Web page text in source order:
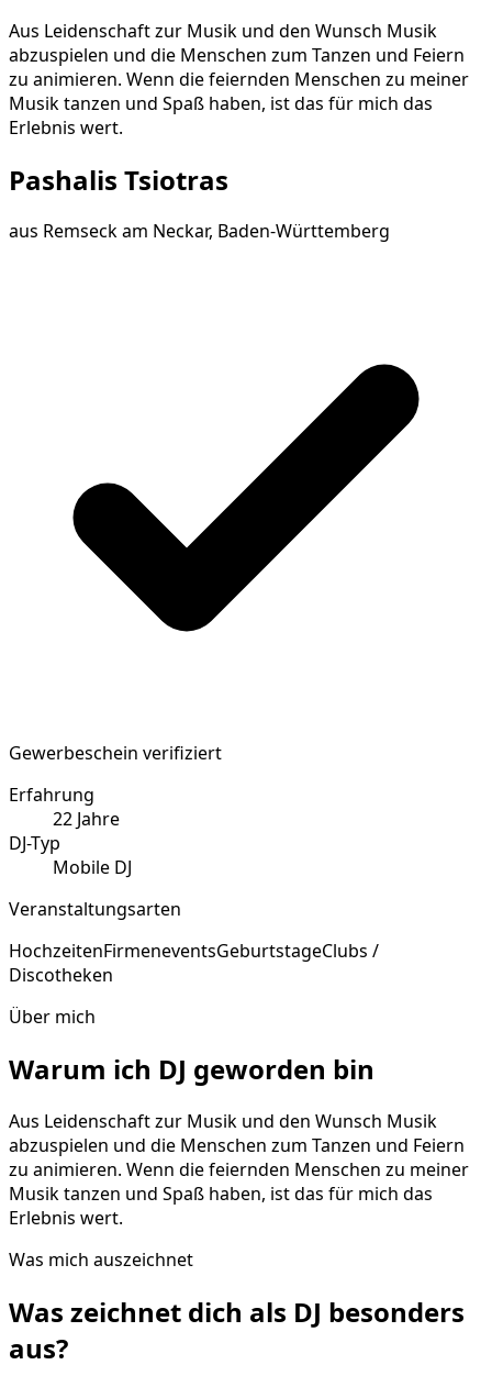
Aus Leidenschaft zur Musik und den Wunsch Musik
abzuspielen und die Menschen zum Tanzen und Feiern
zu animieren. Wenn die feiernden Menschen zu meiner
Musik tanzen und Spaß haben, ist das für mich das
Erlebnis wert.
Pashalis Tsiotras
aus Remseck am Neckar, Baden-Württemberg
Gewerbeschein verifiziert
Erfahrung
22 Jahre
DJ-Typ
Mobile DJ
Veranstaltungsarten
HochzeitenFirmeneventsGeburtstageClubs /
Discotheken
Über mich
Warum ich DJ geworden bin
Aus Leidenschaft zur Musik und den Wunsch Musik
abzuspielen und die Menschen zum Tanzen und Feiern
zu animieren. Wenn die feiernden Menschen zu meiner
Musik tanzen und Spaß haben, ist das für mich das
Erlebnis wert.
Was mich auszeichnet
Was zeichnet dich als DJ besonders
aus?